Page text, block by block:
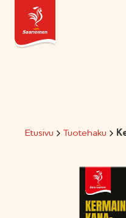
Hyppää
sisältöön
Etusivu Tuotehaku